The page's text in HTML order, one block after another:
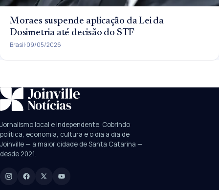
Moraes suspende aplicação da Lei da
Dosimetria até decisão do STF
Brasil 09/05/2026
SUGESTÕES: JEC
Câmara
UPA Sul
Manchetes, colunistas e editorias do JN
Jornalismo local e independente. Cobrindo
política, economia, cultura e o dia a dia de
Joinville — a maior cidade de Santa Catarina —
desde 2021.